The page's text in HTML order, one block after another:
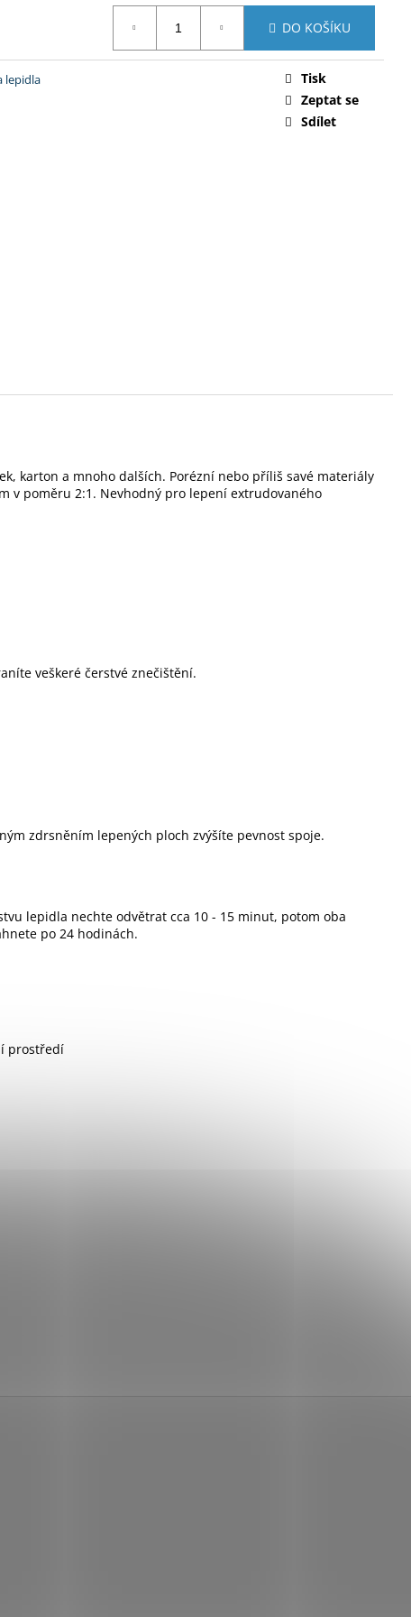
DO KOŠÍKU
lepidla
Tisk
Zeptat se
Sdílet
karton a mnoho dalších. Porézní nebo příliš savé materiály
v poměru 2:1. Nevhodný pro lepení extrudovaného
veškeré čerstvé znečištění.
zdrsněním lepených ploch zvýšíte pevnost spoje.
lepidla nechte odvětrat cca 10 - 15 minut, potom oba
po 24 hodinách.
prostředí